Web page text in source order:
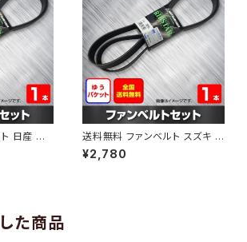
日産 キ
～H24.
） 1本 H
送料無料 ファンベルト スズキ ワ
ゴンR 型式MH34S H24.09～
H29.02 （国内トップメーカー）
¥2,780
た商品